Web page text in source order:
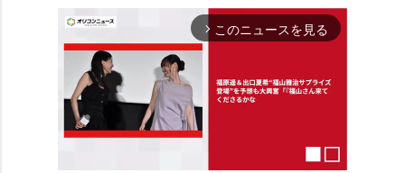
arrow_forward_ios このニュースを見る